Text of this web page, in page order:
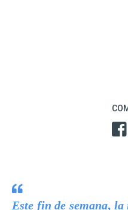
Este fin de semana,